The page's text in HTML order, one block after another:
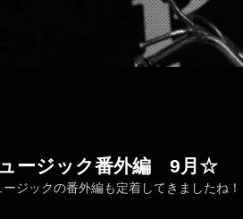
ージック番外編 9月☆
ジックの番外編も定着してきましたね！